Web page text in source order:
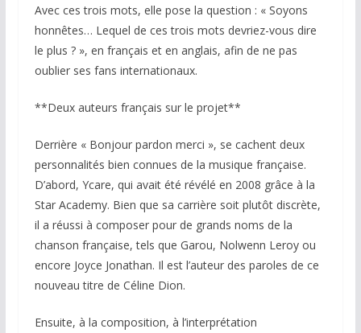
Avec ces trois mots, elle pose la question : « Soyons
honnêtes… Lequel de ces trois mots devriez-vous dire
le plus ? », en français et en anglais, afin de ne pas
oublier ses fans internationaux.
**Deux auteurs français sur le projet**
Derrière « Bonjour pardon merci », se cachent deux
personnalités bien connues de la musique française.
D’abord, Ycare, qui avait été révélé en 2008 grâce à la
Star Academy. Bien que sa carrière soit plutôt discrète,
il a réussi à composer pour de grands noms de la
chanson française, tels que Garou, Nolwenn Leroy ou
encore Joyce Jonathan. Il est l’auteur des paroles de ce
nouveau titre de Céline Dion.
Ensuite, à la composition, à l’interprétation